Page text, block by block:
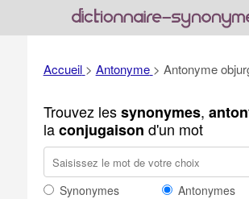
Accueil > Antonyme > Antonyme
Trouvez lessynonymes,
laconjugaison d'un mot
Synonymes
Antonymes